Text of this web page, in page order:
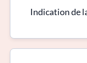
Indication de